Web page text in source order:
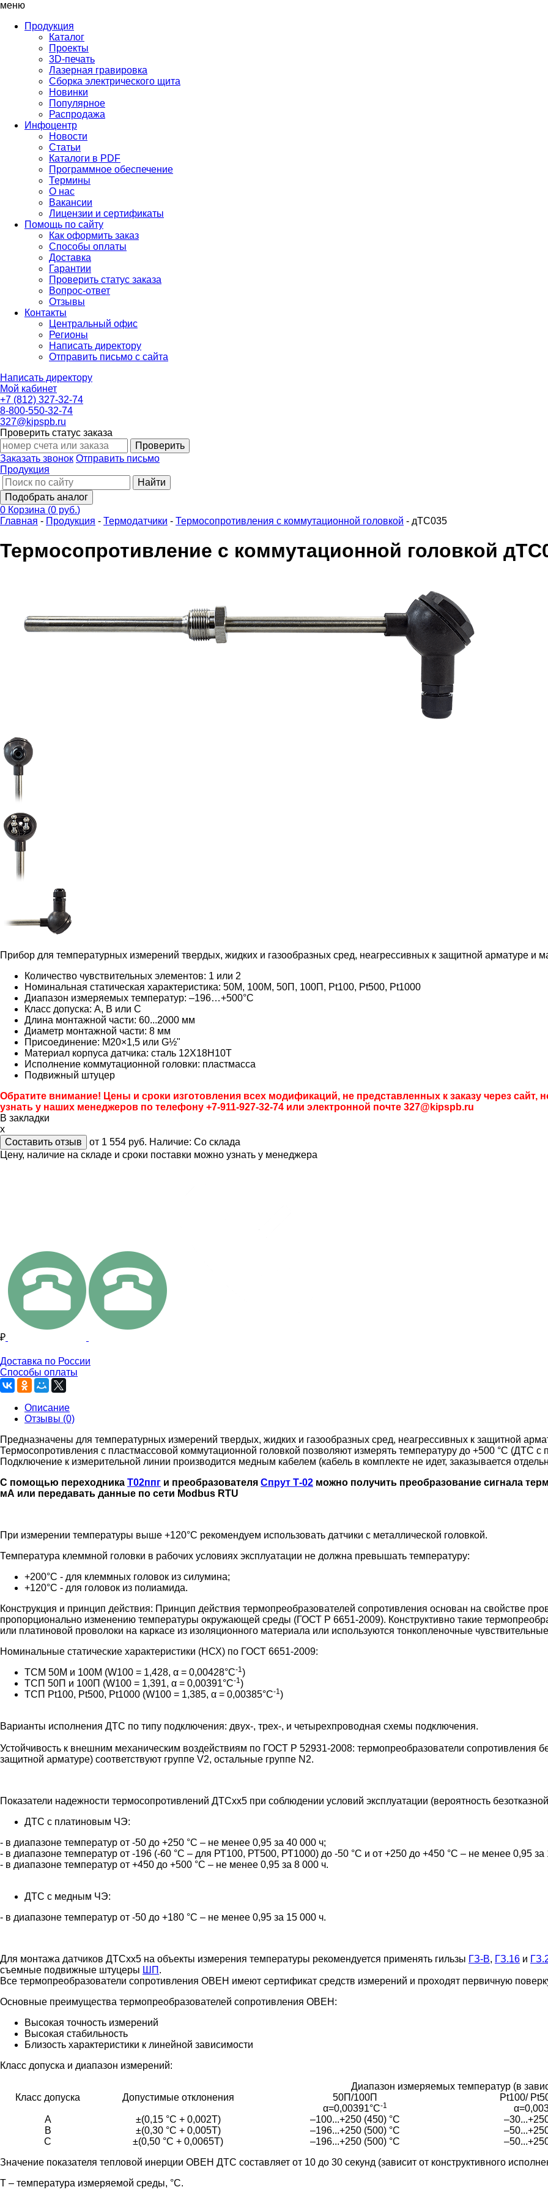
меню
Продукция
Каталог
Проекты
3D-печать
Лазерная гравировка
Сборка электрического щита
Новинки
Популярное
Распродажа
Инфоцентр
Новости
Статьи
Каталоги в PDF
Программное обеспечение
Термины
О нас
Вакансии
Лицензии и сертификаты
Помощь по сайту
Как оформить заказ
Способы оплаты
Доставка
Гарантии
Проверить статус заказа
Вопрос-ответ
Отзывы
Контакты
Центральный офис
Регионы
Написать директору
Отправить письмо с сайта
Написать директору
Мой кабинет
+7 (812) 327-32-74
8-800-550-32-74
327@kipspb.ru
Проверить статус заказа
Проверить
Заказать звонок Отправить письмо
Продукция
Найти
Подобрать аналог
0 Корзина (0 руб.)
Главная - Продукция - Термодатчики - Термосопротивления с коммутационной головкой - дТС035
Термосопротивление с коммутационной головкой
Прибор для температурных измерений твердых, жидких и газообразных сред, неагрессивных к защитной арматуре и
Количество чувствительных элементов: 1 или 2
Номинальная статическая характеристика: 50М, 100М, 50П, 100П, Pt100, Pt500, Pt1000
Диапазон измеряемых температур: –196…+500°C
Класс допуска: A, B или C
Длина монтажной части: 60...2000 мм
Диаметр монтажной части: 8 мм
Присоединение: М20×1,5 или G½"
Материал корпуса датчика: сталь 12Х18Н10Т
Исполнение коммутационной головки: пластмасса
Подвижный штуцер
Обратите внимание! Цены и сроки изготовления всех модификаций, не представленных к заказу через
узнать у наших менеджеров по телефону +7-911-927-32-74 или электронной почте 327@kipspb.ru
В закладки
x
Составить отзыв
от 1 554 руб. Наличие: Со склада
Цену, наличие на складе и сроки поставки можно узнать у менеджера
₽
Доставка по России
Способы оплаты
Описание
Отзывы (0)
Предназначены для температурных измерений твердых, жидких и газообразных сред, неагрессивных к защитной
Термосопротивления с пластмассовой коммутационной головкой позволяют измерять температуру до +500 °С
Подключение к измерительной линии производится медным кабелем (кабель в комплекте не идет, заказывается
С помощью переходника Т02ппг и преобразователя Спрут Т-02 можно получить преобразование сигнала
мА или передавать данные по сети Modbus RTU
При измерении температуры выше +120°C рекомендуем использовать датчики с металлической головкой.
Температура клеммной головки в рабочих условиях эксплуатации не должна превышать температуру:
+200°C - для клеммных головок из силумина;
+120°C - для головок из полиамида.
Конструкция и принцип действия: Принцип действия термопреобразователей сопротивления основан на свойстве
пропорционально изменению температуры окружающей среды (ГОСТ Р 6651-2009). Конструктивно такие
или платиновой проволоки на каркасе из изоляционного материала или используются тонкопленочные
Номинальные статические характеристики (НСХ) по ГОСТ 6651-2009:
ТСМ 50М и 100М (W100 = 1,428, α = 0,00428°С-1)
ТСП 50П и 100П (W100 = 1,391, α = 0,00391°С-1)
ТСП Pt100, Pt500, Pt1000 (W100 = 1,385, α = 0,00385°С-1)
Варианты исполнения ДТС по типу подключения: двух-, трех-, и четырехпроводная схемы подключения.
Устойчивость к внешним механическим воздействиям по ГОСТ Р 52931-2008: термопреобразователи сопротивления
защитной арматуре) соответствуют группе V2, остальные группе N2.
Показатели надежности термосопротивлений ДТСхх5 при соблюдении условий эксплуатации (вероятность
ДТС с платиновым ЧЭ:
- в диапазоне температур от -50 до +250 °С – не менее 0,95 за 40 000 ч;
- в диапазоне температур от -196 (-60 °С – для РТ100, РТ500, РТ1000) до -50 °С и от +250 до +450 °С – не менее 0,95 за
- в диапазоне температур от +450 до +500 °С – не менее 0,95 за 8 000 ч.
ДТС с медным ЧЭ:
- в диапазоне температур от -50 до +180 °С – не менее 0,95 за 15 000 ч.
Для монтажа датчиков ДТСхх5 на объекты измерения температуры рекомендуется применять гильзы ГЗ-В, ГЗ.16 и
съемные подвижные штуцеры ШП .
Все термопреобразователи сопротивления ОВЕН имеют сертификат средств измерений и проходят первичную
Основные преимущества термопреобразователей сопротивления ОВЕН:
Высокая точность измерений
Высокая стабильность
Близость характеристики к линейной зависимости
Класс допуска и диапазон измерений:
Класс допуска Допустимые отклонения
Диапазон измеряемых температур (в
50П/100П
Pt100/
α=0,00391°С-1
A
±(0,15 °С + 0,002Т) –100...+250 (450) °С
B
±(0,30 °С + 0,005Т) –196...+250 (500) °С
C
±(0,50 °С + 0,0065Т) –196...+250 (500) °С
Значение показателя тепловой инерции ОВЕН ДТС составляет от 10 до 30 секунд (зависит от конструктивного
Т – температура измеряемой среды, °С.